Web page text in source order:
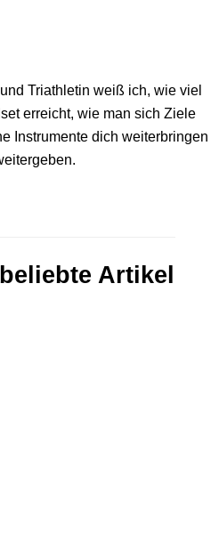
Triathletin weiß ich, wie viel
erreicht, wie man sich Ziele
Instrumente dich weiterbringen
Artikel